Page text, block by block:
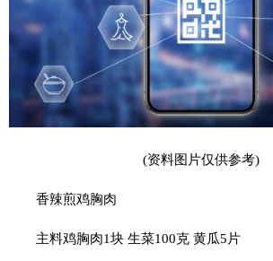
(资料图片仅供参考)
香辣煎鸡胸肉
主料鸡胸肉1块 生菜100克 黄瓜5片